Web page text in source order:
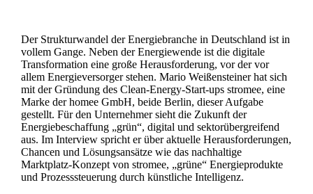
Der Strukturwandel der Energiebranche in Deutschland ist in
vollem Gange. Neben der Energiewende ist die digitale
Transformation eine große Herausforderung, vor der vor
allem Energieversorger stehen. Mario Weißensteiner hat sich
mit der Gründung des Clean-Energy-Start-ups stromee, eine
Marke der homee GmbH, beide Berlin, dieser Aufgabe
gestellt. Für den Unternehmer sieht die Zukunft der
Energiebeschaffung „grün“, digital und sektorübergreifend
aus. Im Interview spricht er über aktuelle Herausforderungen,
Chancen und Lösungsansätze wie das nachhaltige
Marktplatz-Konzept von stromee, „grüne“ Energieprodukte
und Prozesssteuerung durch künstliche Intelligenz.